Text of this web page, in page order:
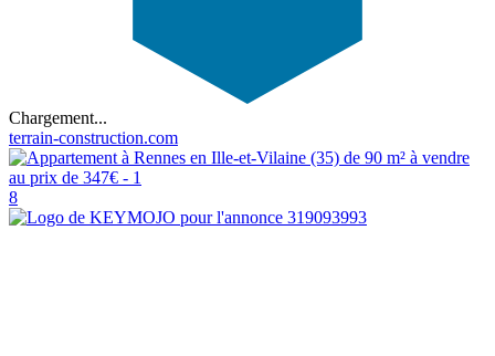
Chargement...
terrain-construction.com
8